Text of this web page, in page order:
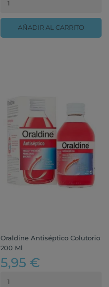
AÑADIR AL CARRITO
Oraldine Antiséptico Colutorio
200 Ml
5,95 €